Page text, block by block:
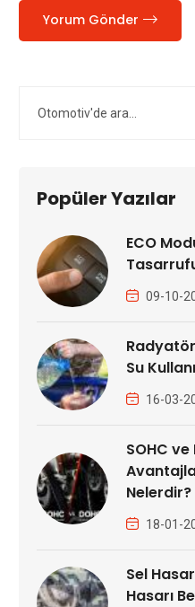
Yorum Gönder
Popüler Yazılar
ECO
09-10-
Radyatör
Su
16-03-
SOHC
Nelerdir?
18-01-
Sel
Hasarı